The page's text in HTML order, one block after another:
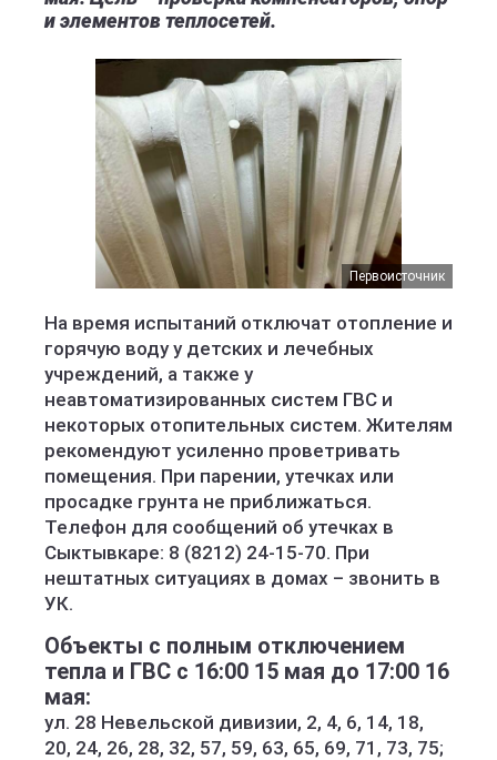
и элементов теплосетей.
Первоисточник
На время испытаний отключат отопление и
горячую воду у детских и лечебных
учреждений, а также у
неавтоматизированных систем ГВС и
некоторых отопительных систем. Жителям
рекомендуют усиленно проветривать
помещения. При парении, утечках или
просадке грунта не приближаться.
Телефон для сообщений об утечках в
Сыктывкаре: 8 (8212) 24-15-70. При
нештатных ситуациях в домах – звонить в
УК.
Объекты с полным отключением
тепла и ГВС с 16:00 15 мая до 17:00 16
мая:
ул. 28 Невельской дивизии, 2, 4, 6, 14, 18,
20, 24, 26, 28, 32, 57, 59, 63, 65, 69, 71, 73, 75;